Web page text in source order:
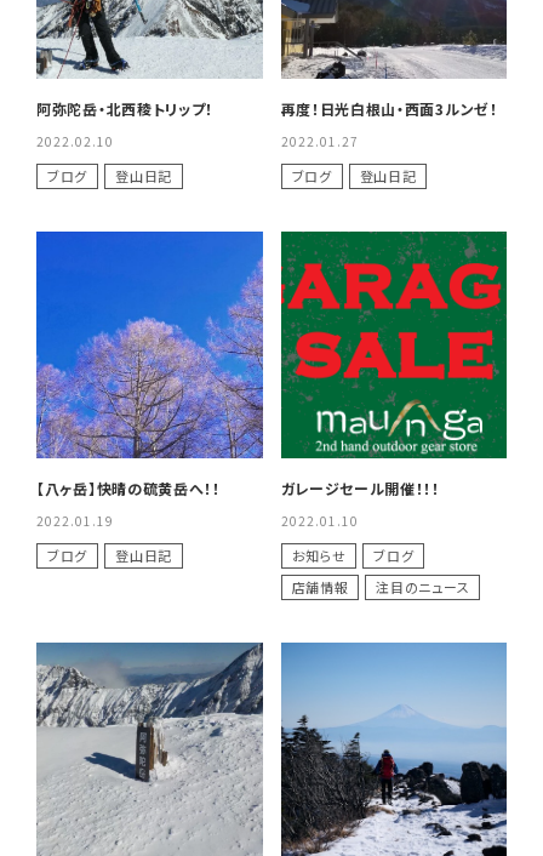
阿弥陀岳・北西稜トリップ！
2022.02.10
ブログ 登山日記
再度！日光白根山・西面3ルンゼ！
2022.01.27
ブログ 登山日記
【八ヶ岳】快晴の硫黄岳へ！！
2022.01.19
ブログ 登山日記
ガレージセール開催！！！
2022.01.10
お知らせ
ブログ
店舗情報
注目のニュース